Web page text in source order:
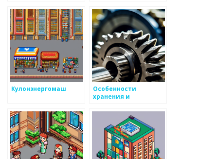
Кулонэнергомаш
Особенности
хранения и
металлов